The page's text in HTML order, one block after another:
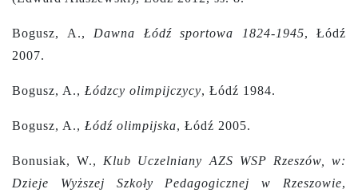
Bogusz, A., Dawna Łódź sportowa 1824-1945, Łódź
2007.
Bogusz, A., Łódzcy olimpijczycy, Łódź 1984.
Bogusz, A., Łódź olimpijska, Łódź 2005.
Bonusiak, W., Klub Uczelniany AZS WSP Rzeszów, w:
Dzieje Wyższej Szkoły Pedagogicznej w Rzeszowie,